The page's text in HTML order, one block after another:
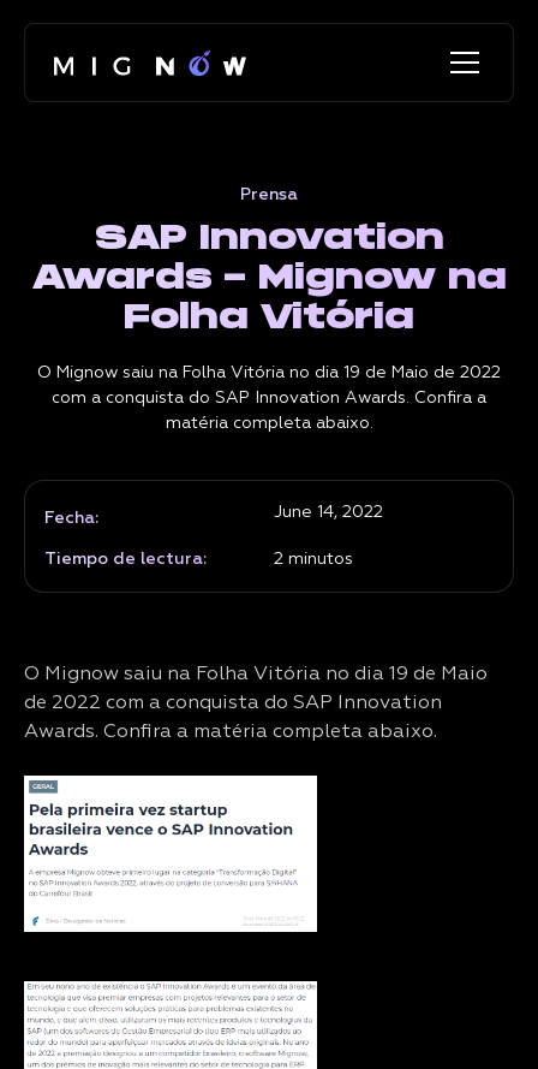
Prensa
SAP Innovation
Awards - Mignow na
Folha Vitória
O Mignow saiu na Folha Vitória no dia 19 de Maio de 2022
com a conquista do SAP Innovation Awards. Confira a
matéria completa abaixo.
Fecha: June 14, 2022
Tiempo de lectura: 2 minutos
O Mignow saiu na Folha Vitória no dia 19 de Maio
de 2022 com a conquista do SAP Innovation
Awards. Confira a matéria completa abaixo.